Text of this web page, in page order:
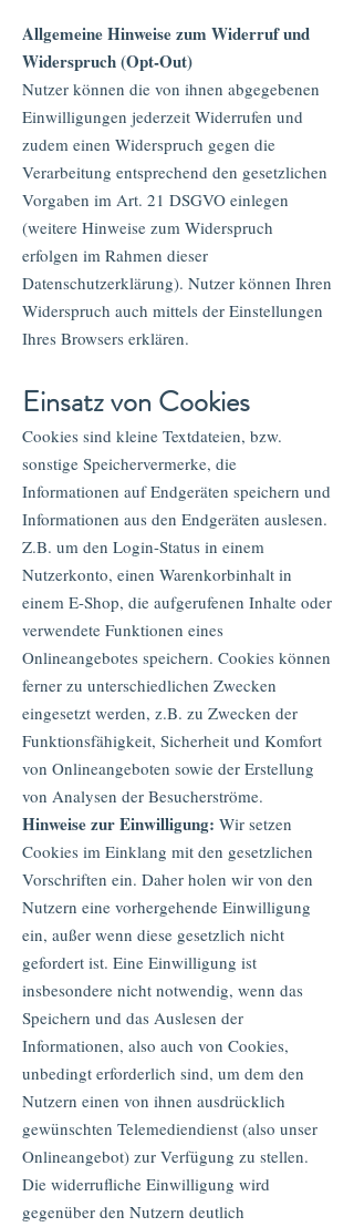
Allgemeine Hinweise zum Widerruf und
Widerspruch (Opt-Out)
Nutzer können die von ihnen abgegebenen
Einwilligungen jederzeit Widerrufen und
zudem einen Widerspruch gegen die
Verarbeitung entsprechend den gesetzlichen
Vorgaben im Art. 21 DSGVO einlegen
(weitere Hinweise zum Widerspruch
erfolgen im Rahmen dieser
Datenschutzerklärung). Nutzer können Ihren
Widerspruch auch mittels der Einstellungen
Ihres Browsers erklären.
Einsatz von Cookies
Cookies sind kleine Textdateien, bzw.
sonstige Speichervermerke, die
Informationen auf Endgeräten speichern und
Informationen aus den Endgeräten auslesen.
Z.B. um den Login-Status in einem
Nutzerkonto, einen Warenkorbinhalt in
einem E-Shop, die aufgerufenen Inhalte oder
verwendete Funktionen eines
Onlineangebotes speichern. Cookies können
ferner zu unterschiedlichen Zwecken
eingesetzt werden, z.B. zu Zwecken der
Funktionsfähigkeit, Sicherheit und Komfort
von Onlineangeboten sowie der Erstellung
von Analysen der Besucherströme.
Hinweise zur Einwilligung: Wir setzen
Cookies im Einklang mit den gesetzlichen
Vorschriften ein. Daher holen wir von den
Nutzern eine vorhergehende Einwilligung
ein, außer wenn diese gesetzlich nicht
gefordert ist. Eine Einwilligung ist
insbesondere nicht notwendig, wenn das
Speichern und das Auslesen der
Informationen, also auch von Cookies,
unbedingt erforderlich sind, um dem den
Nutzern einen von ihnen ausdrücklich
gewünschten Telemediendienst (also unser
Onlineangebot) zur Verfügung zu stellen.
Die widerrufliche Einwilligung wird
gegenüber den Nutzern deutlich